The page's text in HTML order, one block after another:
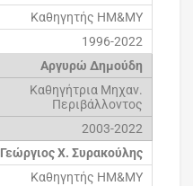
Καθηγητής ΗΜ&ΜΥ
1996-2022
Αργυρώ Δημούδη
Καθηγήτρια Μηχαν.
Περιβάλλοντος
2003-2022
Γεώργιος Χ. Συρακούλης
Καθηγητής ΗΜ&ΜΥ